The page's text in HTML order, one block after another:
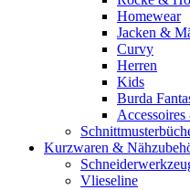
Homewear
Jacken &
Curvy
Herren
Kids
Burda
Kurzwaren &
Vlieseline